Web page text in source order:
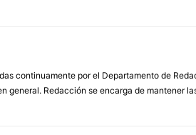
continuamente por el Departamento de
Redacción se encarga de mantener